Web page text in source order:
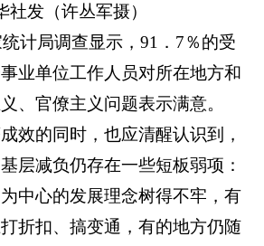
社发（许丛军摄）
计局调查显示，91．7％的受
业单位工作人员对所在地方和
、官僚主义问题表示满意。
效的同时，也应清醒认识到，
层减负仍存在一些短板弱项：
中心的发展理念树得不牢，有
折扣、搞变通，有的地方仍随